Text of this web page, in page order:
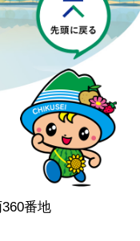
筑西市
番地